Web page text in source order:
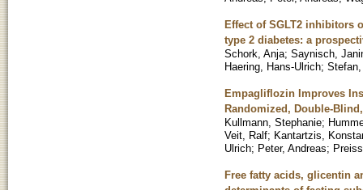
Effect of SGLT2 inhibitors
type 2 diabetes: a
Schork, Anja; Saynisch,
Haering, Hans-Ulrich;
Empagliflozin Improves
Randomized, Double-
Kullmann, Stephanie;
Veit, Ralf; Kantartzis,
Ulrich; Peter, Andreas;
Free fatty acids, glicentin